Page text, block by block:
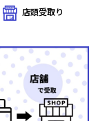
店頭受取り